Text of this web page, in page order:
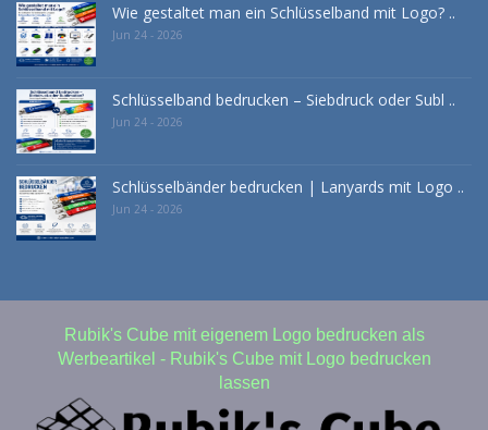
Wie gestaltet man ein Schlüsselband mit Logo? ..
Jun 24 - 2026
Schlüsselband bedrucken – Siebdruck oder Subl ..
Jun 24 - 2026
Schlüsselbänder bedrucken | Lanyards mit Logo ..
Jun 24 - 2026
Rubik's Cube mit eigenem Logo bedrucken als
Werbeartikel - Rubik's Cube mit Logo bedrucken
lassen